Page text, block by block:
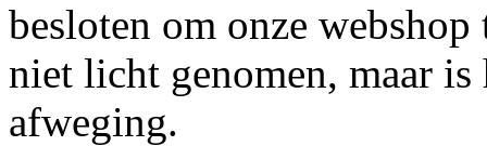
besloten om onze
niet licht genomen, maar
afweging.